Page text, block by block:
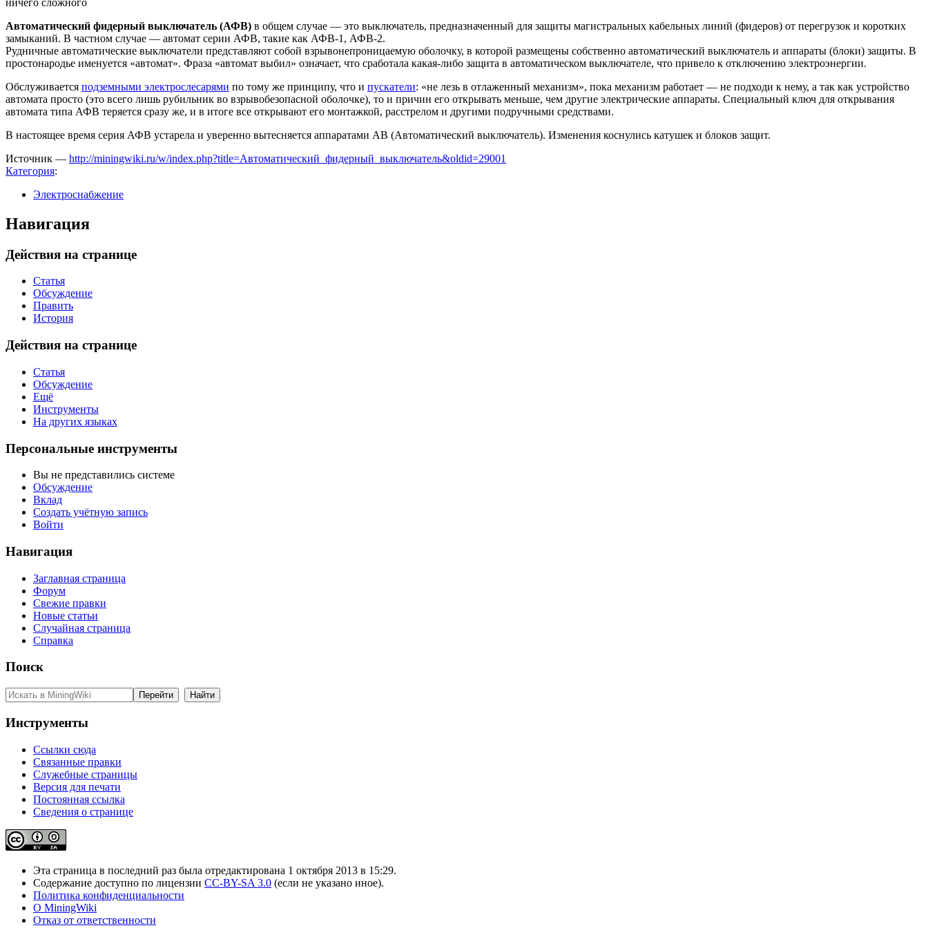
Автоматический фидерный выключатель (АФВ) в общем случае — это выключатель, предназначенный для защиты магистральных кабельных линий (фидеров) от перегрузок и коротких
замыканий. В частном случае — автомат серии АФВ, такие как АФВ-1, АФВ-2.
Рудничные автоматические выключатели представляют собой взрывонепроницаемую оболочку, в которой размещены собственно автоматический выключатель и аппараты (блоки) защиты. В
простонародье именуется «автомат». Фраза «автомат выбил» означает, что сработала какая-либо защита в автоматическом выключателе, что привело к отключению электроэнергии.
Обслуживается подземными электрослесарями по тому же принципу, что и пускатели: «не лезь в отлаженный механизм», пока механизм работает — не подходи к нему, а так как устройство
автомата просто (это всего лишь рубильник во взрывобезопасной оболочке), то и причин его открывать меньше, чем другие электрические аппараты. Специальный ключ для открывания
автомата типа АФВ теряется сразу же, и в итоге все открывают его монтажкой, расстрелом и другими подручными средствами.
В настоящее время серия АФВ устарела и уверенно вытесняется аппаратами АВ (Автоматический выключатель). Изменения коснулись катушек и блоков защит.
Источник — http://miningwiki.ru/w/index.php?title=Автоматический_фидерный_выключатель&oldid=29001
Категория:
Электроснабжение
Навигация
Действия на странице
Статья
Обсуждение
Править
История
Действия на странице
Статья
Обсуждение
Ещё
Инструменты
На других языках
Персональные инструменты
Вы не представились системе
Обсуждение
Вклад
Создать учётную запись
Войти
Навигация
Заглавная страница
Форум
Свежие правки
Новые статьи
Случайная страница
Справка
Поиск
Инструменты
Ссылки сюда
Связанные правки
Служебные страницы
Версия для печати
Постоянная ссылка
Сведения о странице
Эта страница в последний раз была отредактирована 1 октября 2013 в 15:29.
Содержание доступно по лицензии CC-BY-SA 3.0 (если не указано иное).
Политика конфиденциальности
О MiningWiki
Отказ от ответственности